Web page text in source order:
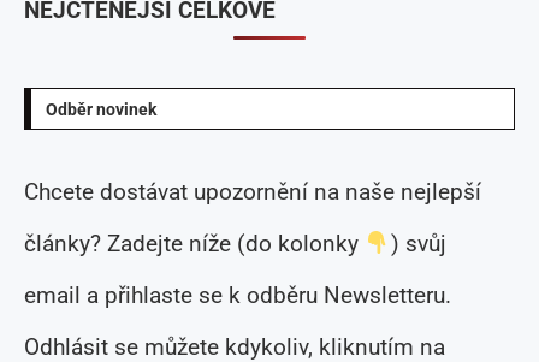
Odběr novinek
Chcete dostávat upozornění na naše nejlepší
články? Zadejte níže (do kolonky
) svůj
email a přihlaste se k odběru Newsletteru.
Odhlásit se můžete kdykoliv, kliknutím na
NEJČTENĚJŠÍ CELKOVĚ